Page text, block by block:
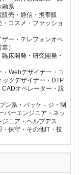
融系
販売・通信・携帯販
コスメ・ファッショ
ザー・テレフォンオペ
）
臨床開発・研究開発・
Webデザイナー・コ
ックデザイナー・DTP
オペレーター・設
ン系・パッケ－ジ・制
バーエンジニア・ネッ
ジニア・ヘルプデス
保守・その他IT・技